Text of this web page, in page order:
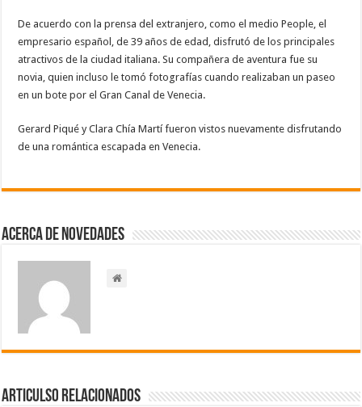
De acuerdo con la prensa del extranjero, como el medio People, el
empresario español, de 39 años de edad, disfrutó de los principales
atractivos de la ciudad italiana. Su compañera de aventura fue su
novia, quien incluso le tomó fotografías cuando realizaban un paseo
en un bote por el Gran Canal de Venecia.
Gerard Piqué y Clara Chía Martí fueron vistos nuevamente disfrutando
de una romántica escapada en Venecia.
Acerca de NOVEDADES
Articulso Relacionados